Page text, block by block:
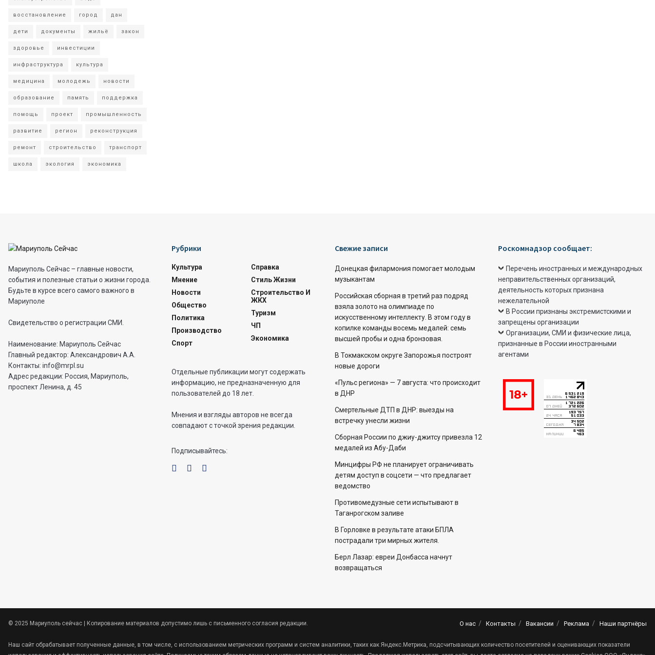
восстановление город дан
дети документы жильё закон
здоровье инвестиции
инфраструктура культура
медицина молодежь новости
образование память поддержка
помощь проект промышленность
развитие регион реконструкция
ремонт строительство транспорт
школа экология экономика
Мариуполь Сейчас – главные новости,
события и полезные статьи о жизни города.
Будьте в курсе всего самого важного в
Мариуполе
Свидетельство о регистрации СМИ.
Наименование: Мариуполь Сейчас
Главный редактор: Александрович А.А.
Контакты: info@mrpl.su
Адрес редакции: Россия, Мариуполь,
проспект Ленина, д. 45
Рубрики
Культура
Мнение
Новости
Общество
Политика
Производство
Спорт
Справка
Стиль Жизни
Строительство И
ЖКХ
Туризм
ЧП
Экономика
Отдельные публикации могут содержать
информацию, не предназначенную для
пользователей до 18 лет.
Мнения и взгляды авторов не всегда
совпадают с точкой зрения редакции.
Подписывайтесь:
Свежие записи
Донецкая филармония помогает молодым
музыкантам
Российская сборная в третий раз подряд
взяла золото на олимпиаде по
искусственному интеллекту. В этом году в
копилке команды восемь медалей: семь
высшей пробы и одна бронзовая.
В Токмакском округе Запорожья построят
новые дороги
«Пульс региона» — 7 августа: что происходит
в ДНР
Смертельные ДТП в ДНР: выезды на
встречку унесли жизни
Сборная России по джиу-джитсу привезла 12
медалей из Абу-Даби
Минцифры РФ не планирует ограничивать
детям доступ в соцсети — что предлагает
ведомство
Противомедузные сети испытывают в
Таганрогском заливе
В Горловке в результате атаки БПЛА
пострадали три мирных жителя.
Берл Лазар: евреи Донбасса начнут
возвращаться
Роскомнадзор сообщает:
Перечень иностранных и международных
неправительственных организаций,
деятельность которых признана
нежелательной
В России признаны экстремистскими и
запрещены организации
Организации, СМИ и физические лица,
признанные в России иностранными
агентами
О нас Контакты Вакансии Реклама Наши партнёры
© 2025 Мариуполь сейчас | Копирование материалов допустимо лишь с письменного согласия редакции.
Наш сайт обрабатывает полученные данные, в том числе, с использованием метрических программ и систем аналитики, таких как Яндекс.Метрика, подсчитывающих количество посетителей и оценивающих показатели